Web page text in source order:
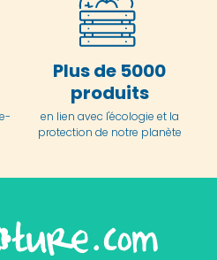
Plus de 5000
produits
en lien avec l'écologie et la
protection de notre planète